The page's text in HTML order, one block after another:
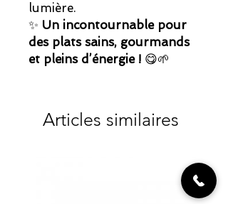
lumière.
✨ Un incontournable pour
des plats sains, gourmands
et pleins d’énergie ! 😋🌱
Articles similaires